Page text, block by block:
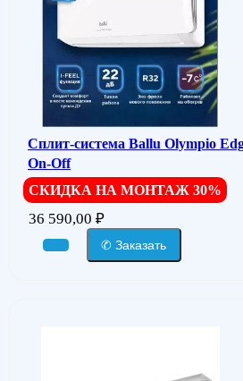
Сплит-система Ballu Olympio
On-Off
СКИДКА НА МОНТАЖ 30%
36 590,00 ₽
✆ Заказать